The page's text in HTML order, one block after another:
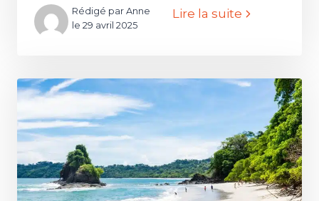
Rédigé par Anne
le 29 avril 2025
Lire la suite